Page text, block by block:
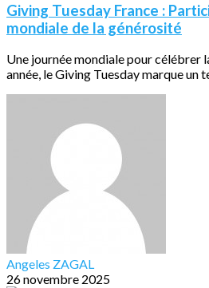
Giving Tuesday France :
mondiale de la générosité
Une journée mondiale pour célébrer
année, le Giving Tuesday marque un
Angeles ZAGAL
26 novembre 2025